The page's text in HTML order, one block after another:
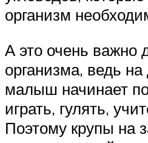
организм
А это очень важно
организма, ведь
малыш начинает
играть, гулять,
Поэтому крупы на